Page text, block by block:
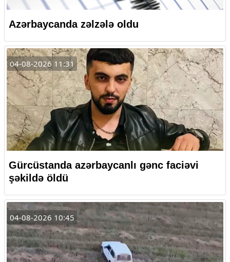
Azərbaycanda zəlzələ oldu
04-08-2026 11:31
Gürcüstanda azərbaycanlı gənc faciəvi
şəkildə öldü
04-08-2026 10:45